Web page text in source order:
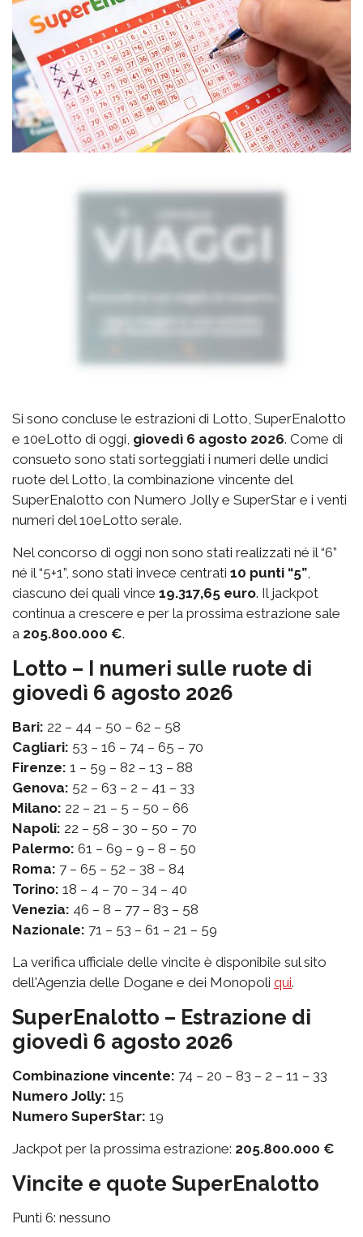
Si sono concluse le estrazioni di Lotto, SuperEnalotto
e 10eLotto di oggi, giovedì 6 agosto 2026. Come di
consueto sono stati sorteggiati i numeri delle undici
ruote del Lotto, la combinazione vincente del
SuperEnalotto con Numero Jolly e SuperStar e i venti
numeri del 10eLotto serale.
Nel concorso di oggi non sono stati realizzati né il “6”
né il “5+1”, sono stati invece centrati 10 punti “5”,
ciascuno dei quali vince 19.317,65 euro. Il jackpot
continua a crescere e per la prossima estrazione sale
a 205.800.000 €.
Lotto – I numeri sulle ruote di
giovedì 6 agosto 2026
Bari: 22 – 44 – 50 – 62 – 58
Cagliari: 53 – 16 – 74 – 65 – 70
Firenze: 1 – 59 – 82 – 13 – 88
Genova: 52 – 63 – 2 – 41 – 33
Milano: 22 – 21 – 5 – 50 – 66
Napoli: 22 – 58 – 30 – 50 – 70
Palermo: 61 – 69 – 9 – 8 – 50
Roma: 7 – 65 – 52 – 38 – 84
Torino: 18 – 4 – 70 – 34 – 40
Venezia: 46 – 8 – 77 – 83 – 58
Nazionale: 71 – 53 – 61 – 21 – 59
La verifica ufficiale delle vincite è disponibile sul sito
dell'Agenzia delle Dogane e dei Monopoli qui.
SuperEnalotto – Estrazione di
giovedì 6 agosto 2026
Combinazione vincente: 74 – 20 – 83 – 2 – 11 – 33
Numero Jolly: 15
Numero SuperStar: 19
Jackpot per la prossima estrazione: 205.800.000 €
Vincite e quote SuperEnalotto
Punti 6: nessuno